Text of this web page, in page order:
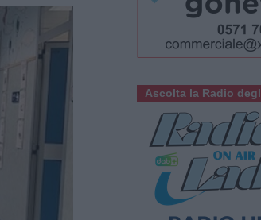
Ascolta la Radio